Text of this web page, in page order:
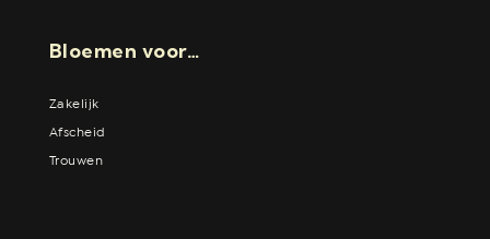
Bloemen voor…
Zakelijk
Afscheid
Trouwen